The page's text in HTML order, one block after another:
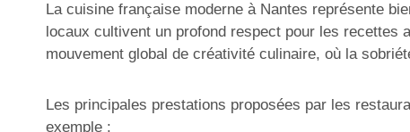
La cuisine française moderne à Nantes représente
locaux cultivent un profond respect pour les
mouvement global de créativité culinaire, où la
Les principales prestations proposées par les
exemple :